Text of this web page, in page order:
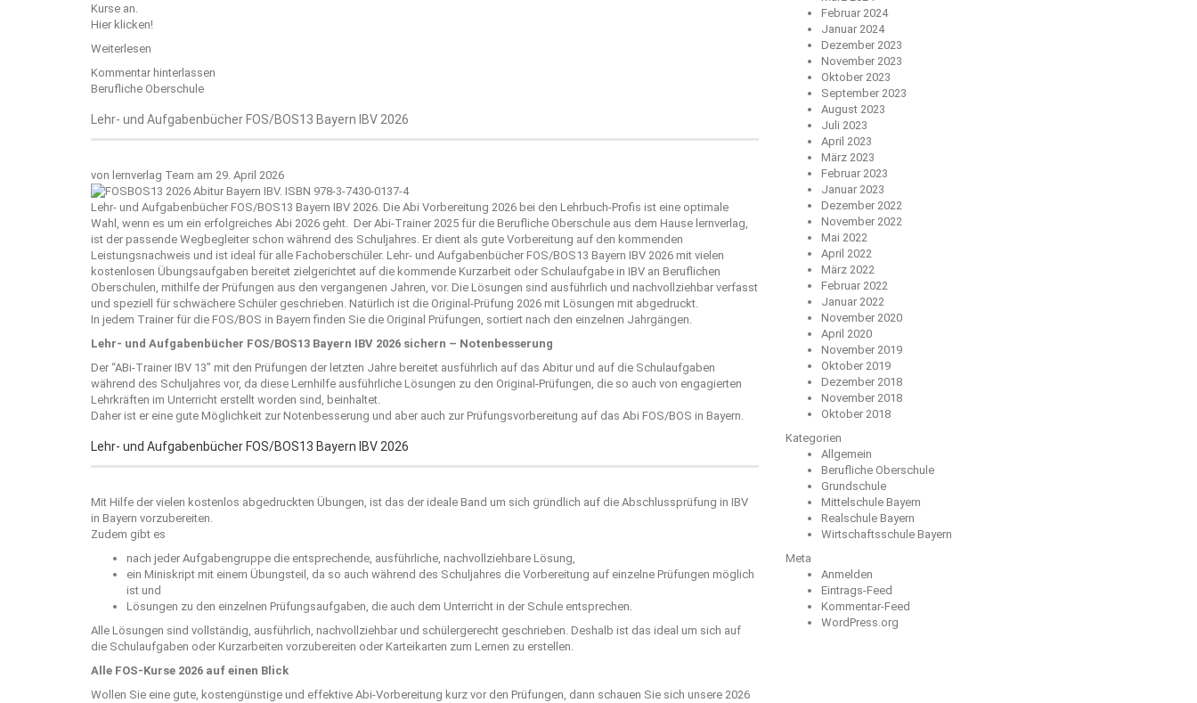
Kurse an.
Hier klicken!
Weiterlesen
Kommentar hinterlassen
Berufliche Oberschule
Lehr- und Aufgabenbücher FOS/BOS13 Bayern IBV 2026
von lernverlag Team am 29. April 2026
Lehr- und Aufgabenbücher FOS/BOS13 Bayern IBV 2026. Die Abi Vorbereitung 2026 bei den Lehrbuch-Profis ist eine optimale
Wahl, wenn es um ein erfolgreiches Abi 2026 geht. Der Abi-Trainer 2025 für die Berufliche Oberschule aus dem Hause lernverlag,
ist der passende Wegbegleiter schon während des Schuljahres. Er dient als gute Vorbereitung auf den kommenden
Leistungsnachweis und ist ideal für alle Fachoberschüler. Lehr- und Aufgabenbücher FOS/BOS13 Bayern IBV 2026 mit vielen
kostenlosen Übungsaufgaben bereitet zielgerichtet auf die kommende Kurzarbeit oder Schulaufgabe in IBV an Beruflichen
Oberschulen, mithilfe der Prüfungen aus den vergangenen Jahren, vor. Die Lösungen sind ausführlich und nachvollziehbar verfasst
und speziell für schwächere Schüler geschrieben. Natürlich ist die Original-Prüfung 2026 mit Lösungen mit abgedruckt.
In jedem Trainer für die FOS/BOS in Bayern finden Sie die Original Prüfungen, sortiert nach den einzelnen Jahrgängen.
Lehr- und Aufgabenbücher FOS/BOS13 Bayern IBV 2026 sichern – Notenbesserung
Der “ABi-Trainer IBV 13” mit den Prüfungen der letzten Jahre bereitet ausführlich auf das Abitur und auf die Schulaufgaben
während des Schuljahres vor, da diese Lernhilfe ausführliche Lösungen zu den Original-Prüfungen, die so auch von engagierten
Lehrkräften im Unterricht erstellt worden sind, beinhaltet.
Daher ist er eine gute Möglichkeit zur Notenbesserung und aber auch zur Prüfungsvorbereitung auf das Abi FOS/BOS in Bayern.
Lehr- und Aufgabenbücher FOS/BOS13 Bayern IBV 2026
Mit Hilfe der vielen kostenlos abgedruckten Übungen, ist das der ideale Band um sich gründlich auf die Abschlussprüfung in IBV
in Bayern vorzubereiten.
Zudem gibt es
nach jeder Aufgabengruppe die entsprechende, ausführliche, nachvollziehbare Lösung,
ein Miniskript mit einem Übungsteil, da so auch während des Schuljahres die Vorbereitung auf einzelne Prüfungen möglich
ist und
Lösungen zu den einzelnen Prüfungsaufgaben, die auch dem Unterricht in der Schule entsprechen.
Alle Lösungen sind vollständig, ausführlich, nachvollziehbar und schülergerecht geschrieben. Deshalb ist das ideal um sich auf
die Schulaufgaben oder Kurzarbeiten vorzubereiten oder Karteikarten zum Lernen zu erstellen.
Alle FOS-Kurse 2026 auf einen Blick
Wollen Sie eine gute, kostengünstige und effektive Abi-Vorbereitung kurz vor den Prüfungen, dann schauen Sie sich unsere 2026
Februar 2024
Januar 2024
Dezember 2023
November 2023
Oktober 2023
September 2023
August 2023
Juli 2023
April 2023
März 2023
Februar 2023
Januar 2023
Dezember 2022
November 2022
Mai 2022
April 2022
März 2022
Februar 2022
Januar 2022
November 2020
April 2020
November 2019
Oktober 2019
Dezember 2018
November 2018
Oktober 2018
Kategorien
Allgemein
Berufliche Oberschule
Grundschule
Mittelschule Bayern
Realschule Bayern
Wirtschaftsschule Bayern
Meta
Anmelden
Eintrags-Feed
Kommentar-Feed
WordPress.org